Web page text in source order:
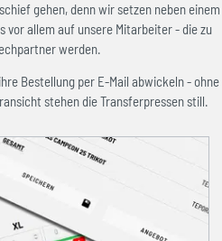
gehen, denn wir setzen neben einem
allem auf unsere Mitarbeiter - die zu
werden.
Bestellung per E-Mail abwickeln - ohne
stehen die Transferpressen still.